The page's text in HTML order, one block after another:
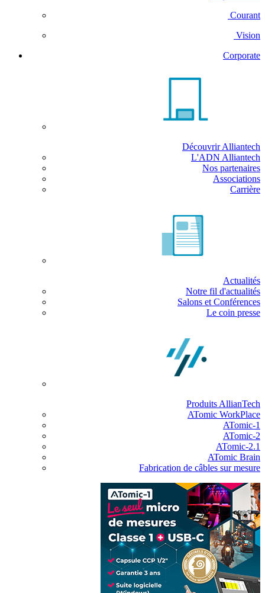
Courant
Vision
Corporate
Découvrir Alliantech
L'ADN Alliantech
Nos partenaires
Associations
Carrière
Actualités
Notre fil d'actualités
Salons et Conférences
Le coin presse
Produits AllianTech
ATomic WorkPlace
ATomic-1
ATomic-2
ATomic-2.1
ATomic Brain
Fabrication de câbles sur mesure